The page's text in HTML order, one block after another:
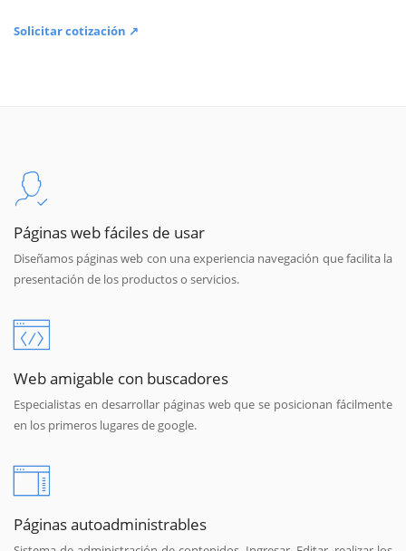
Solicitar cotización ↗
Páginas web fáciles de usar
Diseñamos páginas web con una experiencia navegación que facilita la
presentación de los productos o servicios.
Web amigable con buscadores
Especialistas en desarrollar páginas web que se posicionan fácilmente
en los primeros lugares de google.
Páginas autoadministrables